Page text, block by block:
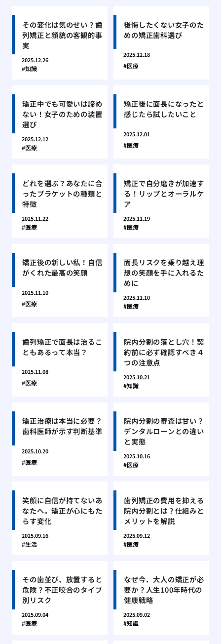
その変化は気のせい？歯
列矯正と顔貌の客観的事
実
2025.12.26
知識
後悔したくない女子のた
めの矯正歯科選び
2025.12.18
医療
矯正中でも可愛いは諦め
ない！女子のための装置
選び
2025.12.12
医療
矯正後に面長になったと
感じたら試したいこと
2025.12.01
医療
どれを選ぶ？あなたに合
ったブラケットの種類と
特徴
2025.11.22
医療
矯正で自分磨きが加速す
る！リップとオーラルケ
ア
2025.11.19
医療
矯正後の新しい私！自信
がくれた最高の笑顔
2025.11.10
医療
面長リスクを乗り越え理
想の笑顔を手に入れるた
めに
2025.11.10
医療
歯列矯正で面長は治るこ
ともあるって本当？
2025.11.08
医療
院内分割の落とし穴！契
約前に必ず確認すべき４
つの注意点
2025.10.21
知識
矯正治療は本当に必要？
歯科医師が示す判断基準
2025.10.20
医療
院内分割の審査は甘い？
デンタルローンとの違い
と実態
2025.10.16
医療
笑顔に自信が持てないあ
なたへ。矯正が心にもた
らす変化
2025.09.16
生活
歯列矯正の費用を抑える
院内分割とは？仕組みと
メリットを解説
2025.09.12
医療
その歯並び、放置すると
危険？不正咬合のタイプ
別リスク
2025.09.04
医療
なぜ今、大人の矯正が必
要か？人生100年時代の
健康戦略
2025.09.02
知識